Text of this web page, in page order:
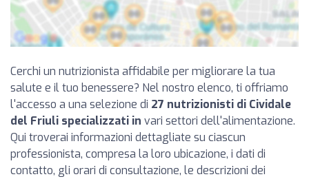
Cerchi un nutrizionista affidabile per migliorare la tua
salute e il tuo benessere? Nel nostro elenco, ti offriamo
l'accesso a una selezione di 27 nutrizionisti di Cividale
del Friuli specializzati in vari settori dell'alimentazione.
Qui troverai informazioni dettagliate su ciascun
professionista, compresa la loro ubicazione, i dati di
contatto, gli orari di consultazione, le descrizioni dei